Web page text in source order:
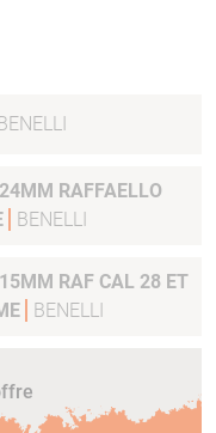
RAFFAELLO
BENELLI
RAF CAL 28 ET
BENELLI